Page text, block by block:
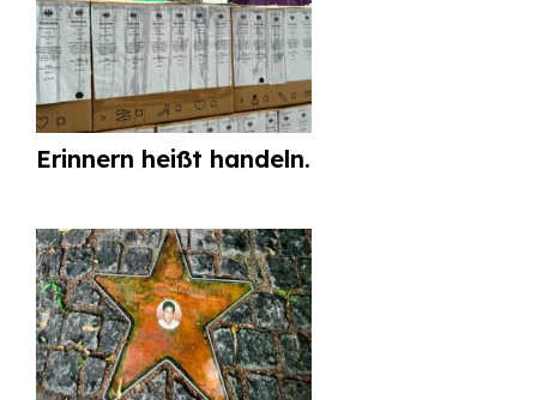
Erinnern heißt handeln.